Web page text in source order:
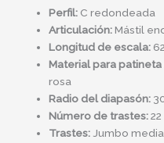
Perfil: C redondeada
Articulación:Mástil
Longitud de escala:
Material para
rosa
Radio del diapasón:
Número de trastes:22
Trastes: Jumbo